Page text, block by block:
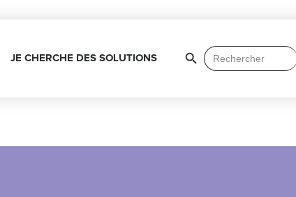
JE CHERCHE DES SOLUTIONS
Search
for:
Search Button